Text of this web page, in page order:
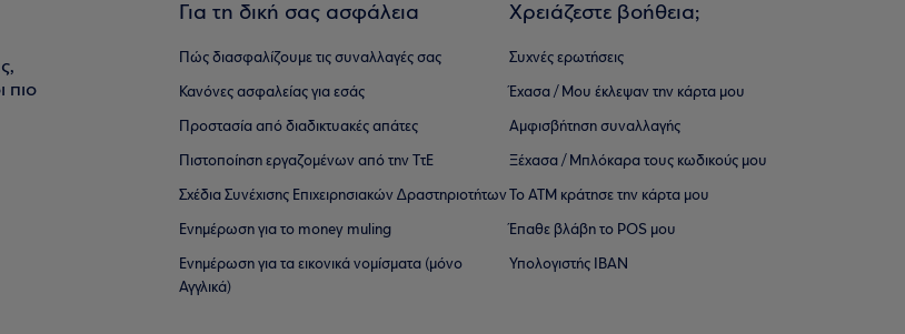
πιο
Για τη δική σας ασφάλεια
Πώς διασφαλίζουμε τις συναλλαγές σας
Κανόνες ασφαλείας για εσάς
Προστασία από διαδικτυακές απάτες
Πιστοποίηση εργαζομένων από την ΤτΕ
Σχέδια Συνέχισης Επιχειρησιακών ∆ραστηριοτήτων
Ενημέρωση για το money muling
Ενημέρωση για τα εικονικά νομίσματα (μόνο
Αγγλικά)
Χρειάζεστε βοήθεια;
Συχνές ερωτήσεις
Έχασα / Μου έκλεψαν την κάρτα μου
Αμφισβήτηση συναλλαγής
Ξέχασα / Μπλόκαρα τους κωδικούς μου
Το ΑΤΜ κράτησε την κάρτα μου
Έπαθε βλάβη το POS μου
Υπολογιστής IBAN